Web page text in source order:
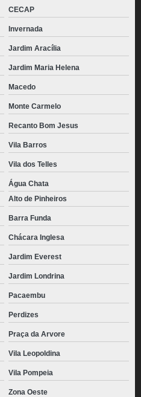
CECAP
Invernada
Jardim Aracília
Jardim Maria Helena
Macedo
Monte Carmelo
Recanto Bom Jesus
Vila Barros
Vila dos Telles
Água Chata
Alto de Pinheiros
Barra Funda
Chácara Inglesa
Jardim Everest
Jardim Londrina
Pacaembu
Perdizes
Praça da Arvore
Vila Leopoldina
Vila Pompeia
Zona Oeste